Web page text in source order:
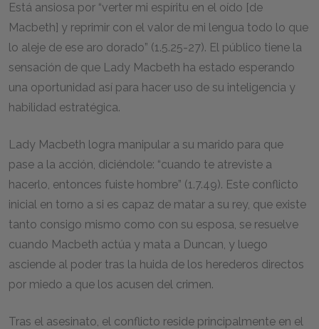
Está ansiosa por “verter mi espíritu en el oído [de
Macbeth] y reprimir con el valor de mi lengua todo lo que
lo aleje de ese aro dorado” (1.5.25-27). El público tiene la
sensación de que Lady Macbeth ha estado esperando
una oportunidad así para hacer uso de su inteligencia y
habilidad estratégica.
Lady Macbeth logra manipular a su marido para que
pase a la acción, diciéndole: “cuando te atreviste a
hacerlo, entonces fuiste hombre” (1.7.49). Este conflicto
inicial en torno a si es capaz de matar a su rey, que existe
tanto consigo mismo como con su esposa, se resuelve
cuando Macbeth actúa y mata a Duncan, y luego
asciende al poder tras la huida de los herederos directos
por miedo a que los acusen del crimen.
Tras el asesinato, el conflicto reside principalmente en el